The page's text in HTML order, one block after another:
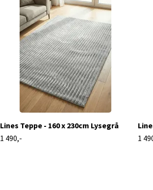
Lines Teppe - 160 x 230cm Lysegrå
1 490,-
1